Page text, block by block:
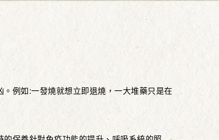
例如:一發燒就想立即退燒，一大堆藥只是在